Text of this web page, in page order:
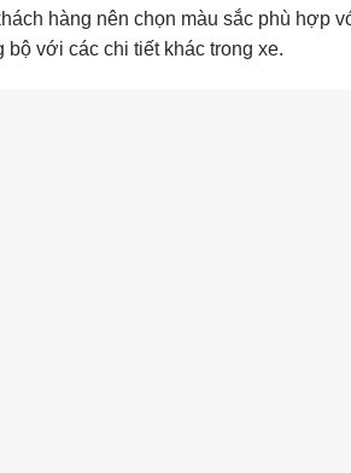
hàng nên chọn màu sắc phù hợp
với các chi tiết khác trong xe.